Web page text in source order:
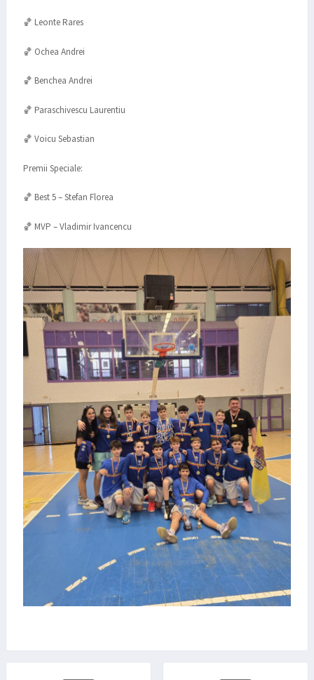
🏀 Leonte Rares
🏀 Ochea Andrei
🏀 Benchea Andrei
🏀 Paraschivescu Laurentiu
🏀 Voicu Sebastian
Premii Speciale:
🏀 Best 5 – Stefan Florea
🏀 MVP – Vladimir Ivancencu